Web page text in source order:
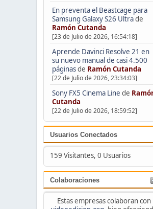
En preventa el Beastcage para
Samsung Galaxy S26 Ultrade
Ramón Cutanda
[23 de Julio de 2026, 16:54:18]
Aprende Davinci Resolve 21 en
su nuevo manual de casi 4.500
páginasde Ramón Cutanda
[22 de Julio de 2026, 23:34:03]
Sony FX5 Cinema Line de
Cutanda
[22 de Julio de 2026, 18:59:52]
Usuarios Conectados
159 Visitantes, 0 Usuarios
Colaboraciones
Estas empresas colaboran con